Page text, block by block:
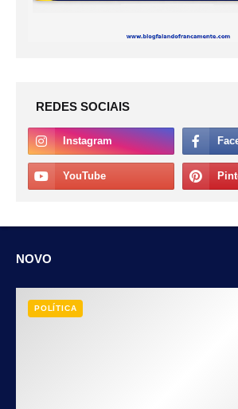
REDES SOCIAIS
NOVO
POLÍTICA